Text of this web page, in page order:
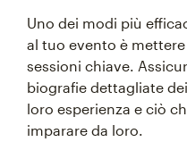
Uno dei modi più
al tuo evento è
sessioni chiave.
biografie dettagliate
loro esperienza e ciò
imparare da loro.